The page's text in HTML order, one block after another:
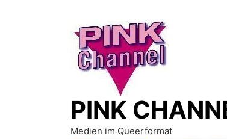
PINK
Medien im Queerformat